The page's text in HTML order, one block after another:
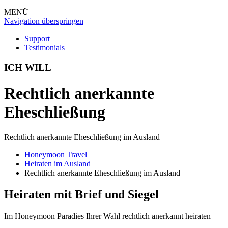
MENÜ
Navigation überspringen
Support
Testimonials
ICH WILL
Rechtlich anerkannte
Eheschließung
Rechtlich anerkannte Eheschließung im Ausland
Honeymoon Travel
Heiraten im Ausland
Rechtlich anerkannte Eheschließung im Ausland
Heiraten mit Brief und Siegel
Im Honeymoon Paradies Ihrer Wahl rechtlich anerkannt heiraten